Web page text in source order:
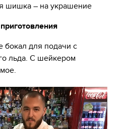
шишка – на украшение
бокал для подачи с
льда. С шейкером